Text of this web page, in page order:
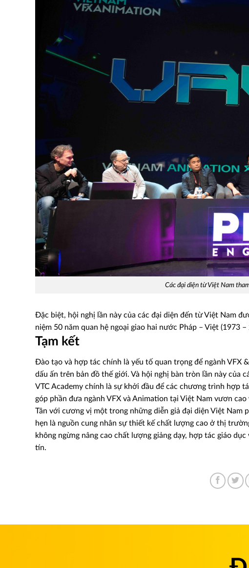
Các đại diện từ Việt Nam
Đặc biệt, hội nghị lần này của các đại diện đến từ Việt Nam
niệm 50 năm quan hệ ngoại giao hai nước Pháp – Việt (1973 –
Tạm kết
Đào tạo và hợp tác chính là yếu tố quan trọng để ngành
dấu ấn trên bản đồ thế giới. Và hội nghị bàn tròn lần này của
VTC Academy chính là sự khởi đầu để các chương trình hợp
góp phần đưa ngành VFX và Animation tại Việt Nam vươn
Tân với cương vị một trong những diễn giả đại diện Việt Nam
hẹn là nguồn cung nhân sự thiết kế chất lượng cao ở thị
không ngừng nâng cao chất lượng giảng dạy, hợp tác giáo
tín.